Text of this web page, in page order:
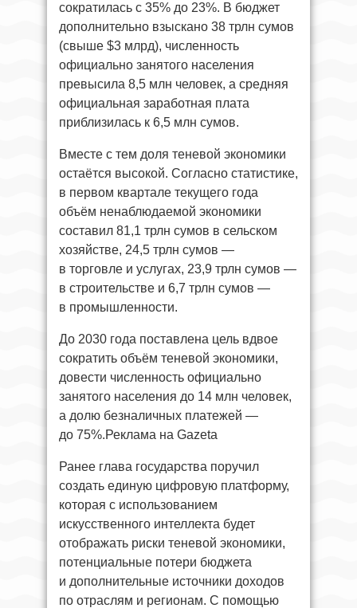
сократилась с 35% до 23%. В бюджет
дополнительно взыскано 38 трлн сумов
(свыше $3 млрд), численность
официально занятого населения
превысила 8,5 млн человек, а средняя
официальная заработная плата
приблизилась к 6,5 млн сумов.
Вместе с тем доля теневой экономики
остаётся высокой. Согласно статистике,
в первом квартале текущего года
объём ненаблюдаемой экономики
составил 81,1 трлн сумов в сельском
хозяйстве, 24,5 трлн сумов —
в торговле и услугах, 23,9 трлн сумов —
в строительстве и 6,7 трлн сумов —
в промышленности.
До 2030 года поставлена цель вдвое
сократить объём теневой экономики,
довести численность официально
занятого населения до 14 млн человек,
а долю безналичных платежей —
до 75%.Реклама на Gazeta
Ранее глава государства поручил
создать единую цифровую платформу,
которая с использованием
искусственного интеллекта будет
отображать риски теневой экономики,
потенциальные потери бюджета
и дополнительные источники доходов
по отраслям и регионам. С помощью